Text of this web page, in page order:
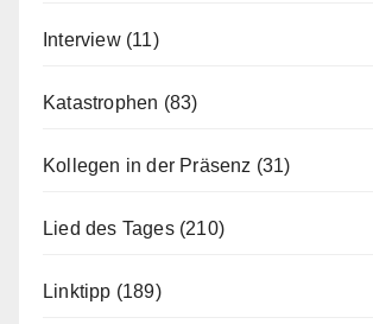
Interview(11)
Katastrophen (83)
Kollegen in der Präsenz (31)
Lied des Tages(210)
Linktipp (189)